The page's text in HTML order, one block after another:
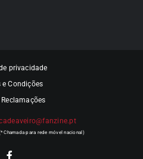
privacidade
e Condições
Reclamações